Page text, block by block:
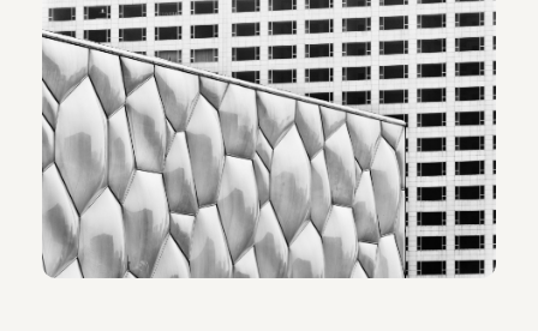
Fondazione Torlonia inaugura la
mostra Marmora Romana
ampliando gli spazi espositivi
dell’Antiquarium di Villa Albani
Torlonia
Leggi tutto
Chiomenti
EcoVadis